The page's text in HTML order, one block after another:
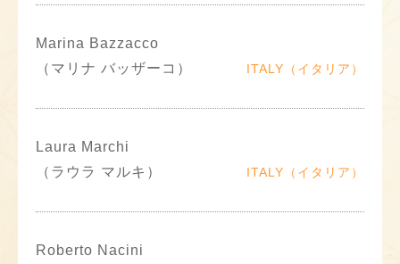
Marina Bazzacco
（マリナ バッザーコ）
ITALY（イタリア）
Laura Marchi
（ラウラ マルキ）
ITALY（イタリア）
Roberto Nacini